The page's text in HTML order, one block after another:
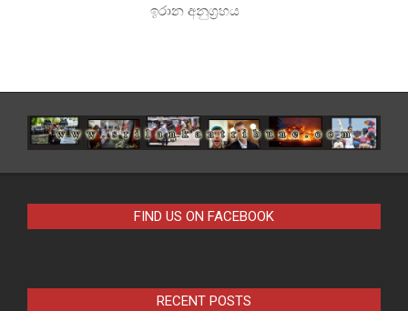
ඉරාන අනුග්‍රහය
FIND US ON FACEBOOK
RECENT POSTS